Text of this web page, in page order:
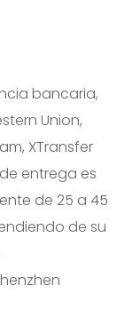
bancaria,
Union,
XTransfer
entrega es
de 25 a 45
de su